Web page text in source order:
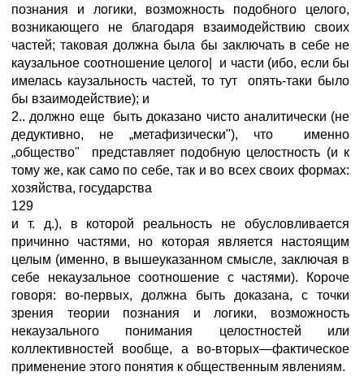
познания и логики, возможность подобного целого,
возникающего не благодаря взаимодействию своих
частей; таковая должна была бы заключать в себе не
каузальное соотношение целого| и части (ибо, если бы
имелась каузальность частей, то тут опять-таки было
бы взаимодействие); и
2.. должно еще быть доказано чисто аналитически (не
дедуктивно, не „метафизически"), что именно
„общество" представляет подобную целостность (и к
тому же, как само по себе, так и во всех своих формах:
хозяйства, государства
129
и т. д.), в которой реальность не обусловливается
причинно частями, но которая является настоящим
целым (именно, в вышеуказанном смысле, заключая в
себе некаузальное соотношение с частями). Короче
говоря: во-первых, должна быть доказана, с точки
зрения теории познания и логики, возможность
некаузального понимания целостностей или
коллективностей вообще, а во-вторых—фактическое
применение этого понятия к общественным явлениям.